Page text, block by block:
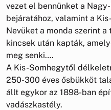
vezet el bennünket a
bejáratához, valamint a
Nevüket a monda szerint
kincsek után kapták,
meg senki….
A Kis-Somhegytől
250-300 éves ősbükköt
állt egykor az 1898-ban
vadászkastély.